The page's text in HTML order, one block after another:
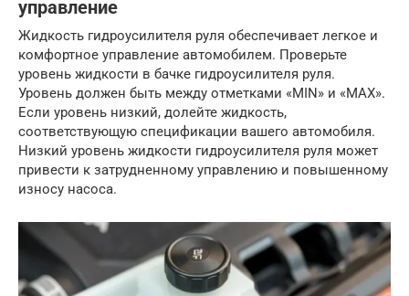
управление
Жидкость гидроусилителя руля обеспечивает легкое и
комфортное управление автомобилем. Проверьте
уровень жидкости в бачке гидроусилителя руля.
Уровень должен быть между отметками «MIN» и «MAX».
Если уровень низкий, долейте жидкость,
соответствующую спецификации вашего автомобиля.
Низкий уровень жидкости гидроусилителя руля может
привести к затрудненному управлению и повышенному
износу насоса.